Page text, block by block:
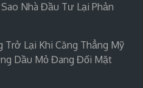
Nhà Đầu Tư Lại Phản
Trở Lại Khi Căng Thẳng Mỹ
Dầu Mỏ Đang Đối Mặt